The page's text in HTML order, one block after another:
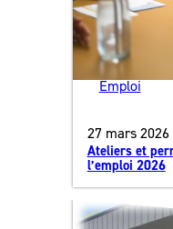
Emploi
27 mars 2026
Ateliers et
l’emploi 2026